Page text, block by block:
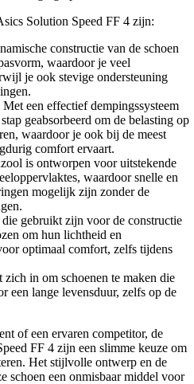
Solution Speed FF 4 zijn:
constructie van de schoen
waardoor je veel
je ook stevige ondersteuning
Met een effectief dempingssysteem
geabsorbeerd om de belasting op
waardoor je ook bij de meest
comfort ervaart.
is ontworpen voor uitstekende
waardoor snelle en
mogelijk zijn zonder de
gebruikt zijn voor de constructie
om hun lichtheid en
optimaal comfort, zelfs tijdens
zich in om schoenen te maken die
een lange levensduur, zelfs op de
of een ervaren competitor, de
FF 4 zijn een slimme keuze om
Het stijlvolle ontwerp en de
schoen een onmisbaar middel voor